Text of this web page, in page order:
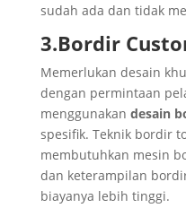
sudah ada dan tidak
3.Bordir
Memerlukan desain
dengan permintaan
menggunakan desain
spesifik. Teknik bordir
membutuhkan mesin
dan keterampilan
biayanya lebih tinggi.